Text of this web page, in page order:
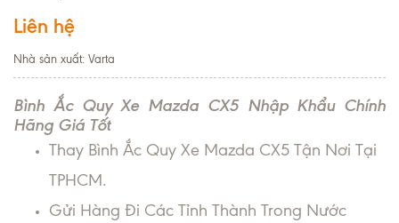
Liên hệ
Nhà sản xuất: Varta
Bình Ắc Quy Xe Mazda CX5 Nhập Khẩu Chính
Hãng Giá Tốt
Thay Bình Ắc Quy Xe Mazda CX5 Tận Nơi Tại
TPHCM.
Gửi Hàng Đi Các Tỉnh Thành Trong Nước